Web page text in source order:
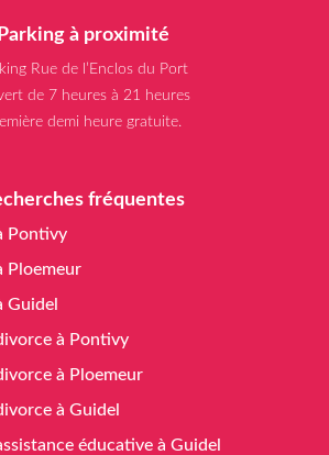
Parking à proximité
Rue de l’Enclos du Port
de 7 heures à 21 heures
demi heure gratuite.
fréquentes
Pontivy
Ploemeur
Guidel
à Pontivy
à Ploemeur
à Guidel
éducative à Guidel